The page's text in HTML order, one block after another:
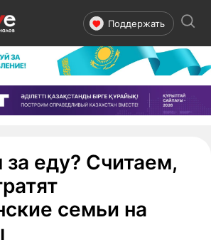
Поддержать
за еду? Считаем,
семьи на